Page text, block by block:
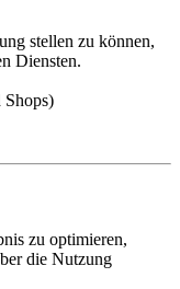
stellen zu können,
Diensten.
Shops)
zu optimieren,
die Nutzung